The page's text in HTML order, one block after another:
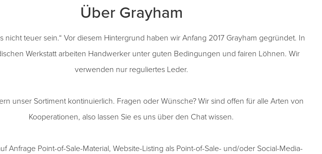
Über Grayham
nicht teuer sein.“ Vor diesem Hintergrund haben wir Anfang 2017 Grayham gegründet. In
Werkstatt arbeiten Handwerker unter guten Bedingungen und fairen Löhnen. Wir
verwenden nur reguliertes Leder.
unser Sortiment kontinuierlich. Fragen oder Wünsche? Wir sind offen für alle Arten von
Kooperationen, also lassen Sie es uns über den Chat wissen.
Anfrage Point-of-Sale-Material, Website-Listing als Point-of-Sale- und/oder Social-Media-